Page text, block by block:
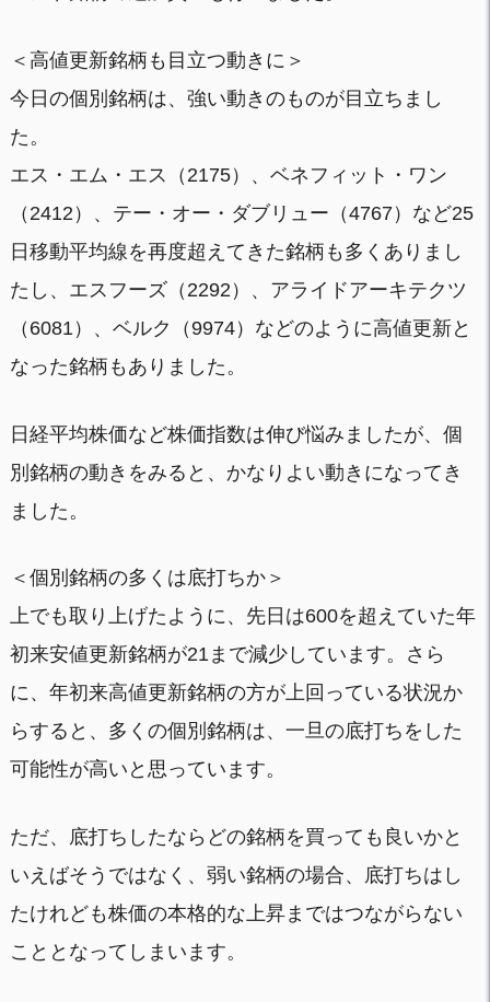
＜高値更新銘柄も目立つ動きに＞
今日の個別銘柄は、強い動きのものが目立ちまし
た。
エス・エム・エス（2175）、ベネフィット・ワン
（2412）、テー・オー・ダブリュー（4767）など25
日移動平均線を再度超えてきた銘柄も多くありまし
たし、エスフーズ（2292）、アライドアーキテクツ
（6081）、ベルク（9974）などのように高値更新と
なった銘柄もありました。
日経平均株価など株価指数は伸び悩みましたが、個
別銘柄の動きをみると、かなりよい動きになってき
ました。
＜個別銘柄の多くは底打ちか＞
上でも取り上げたように、先日は600を超えていた年
初来安値更新銘柄が21まで減少しています。さら
に、年初来高値更新銘柄の方が上回っている状況か
らすると、多くの個別銘柄は、一旦の底打ちをした
可能性が高いと思っています。
ただ、底打ちしたならどの銘柄を買っても良いかと
いえばそうではなく、弱い銘柄の場合、底打ちはし
たけれども株価の本格的な上昇まではつながらない
こととなってしまいます。